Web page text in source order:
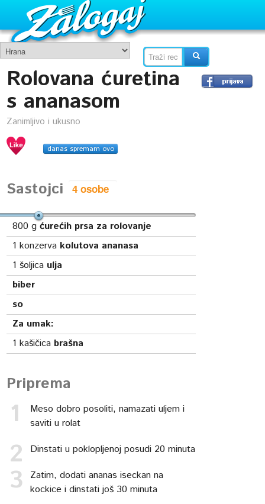
Rolovana ćuretina
s ananasom
Zanimljivo i ukusno
danas spremam ovo
Sastojci
800 gćurećih prsa za rolovanje
1 konzerva kolutova ananasa
1 šoljica ulja
biber
so
Za umak:
1 kašičica brašna
Priprema
Meso dobro posoliti, namazati uljem i
saviti u rolat
Dinstati u poklopljenoj posudi 20 minuta
Zatim, dodati ananas iseckan na
kockice i dinstati još 30 minuta